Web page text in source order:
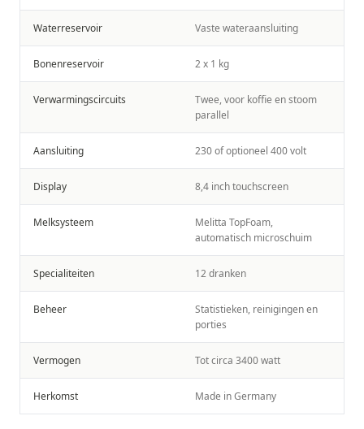
Waterreservoir Vaste wateraansluiting
Bonenreservoir 2 x 1 kg
Verwarmingscircuits
Twee, voor koffie en stoom
parallel
Aansluiting 230 of optioneel 400 volt
Display 8,4 inch touchscreen
Melksysteem
Melitta TopFoam,
automatisch microschuim
Specialiteiten 12 dranken
Beheer
Statistieken, reinigingen en
porties
Vermogen Tot circa 3400 watt
Herkomst Made in Germany